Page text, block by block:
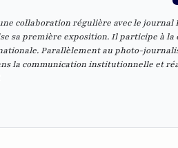
collaboration régulière avec le journal
première exposition. Il participe à la
Parallèlement au photo-
la communication institutionnelle et